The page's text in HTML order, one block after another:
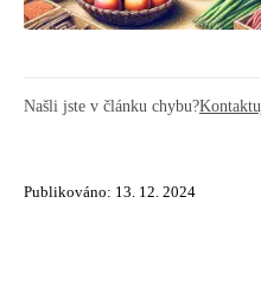
Našli jste v článku chybu?
Publikováno: 13. 12. 2024